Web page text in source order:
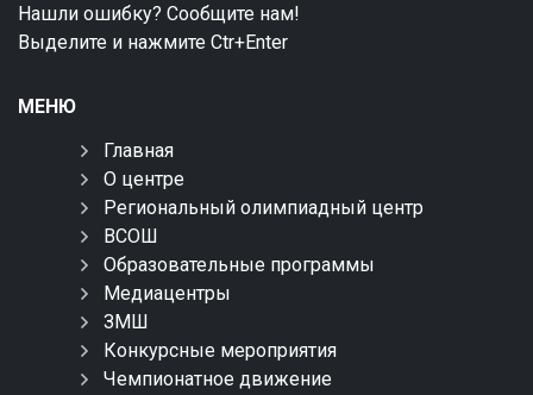
Нашли ошибку? Сообщите нам!
Выделите и нажмите Ctr+Enter
МЕНЮ
Главная
О центре
Региональный олимпиадный центр
ВСОШ
Образовательные программы
Медиацентры
ЗМШ
Конкурсные мероприятия
Чемпионатное движение